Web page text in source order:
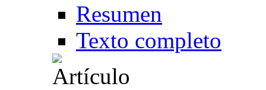
Resumen
Texto completo